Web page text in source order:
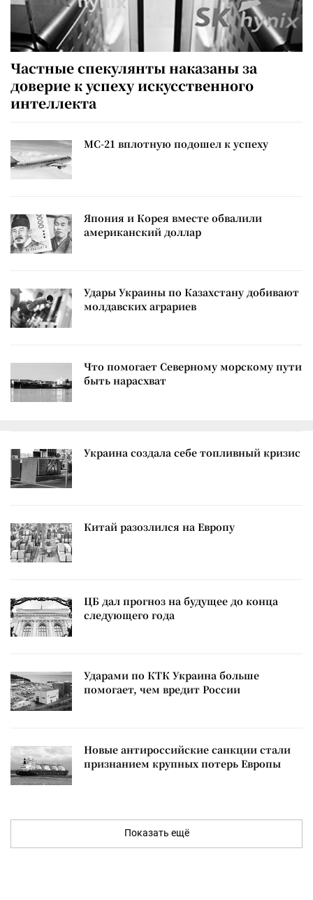
Частные спекулянты наказаны за
доверие к успеху искусственного
интеллекта
МС-21 вплотную подошел к успеху
Япония и Корея вместе обвалили
американский доллар
Удары Украины по Казахстану добивают
молдавских аграриев
Что помогает Северному морскому пути
быть нарасхват
Украина создала себе топливный кризис
Китай разозлился на Европу
ЦБ дал прогноз на будущее до конца
следующего года
Ударами по КТК Украина больше
помогает, чем вредит России
Новые антироссийские санкции стали
признанием крупных потерь Европы
Показать ещё